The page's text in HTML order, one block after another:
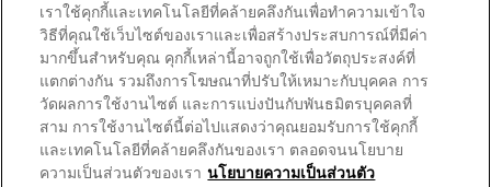
© 2026 บริษัท คอลเกต-ปาล์มโอลีฟ สงวนลิขสิทธิ์
เราใช้คุกกี้และเทคโนโลยีที่คล้ายคลึงกันเพื่อทำความเข้าใจ
วิธีที่คุณใช้เว็บไซต์ของเราและเพื่อสร้างประสบการณ์ที่มีค่า
มากขึ้นสำหรับคุณ คุกกี้เหล่านี้อาจถูกใช้เพื่อวัตถุประสงค์ที่
แตกต่างกัน รวมถึงการโฆษณาที่ปรับให้เหมาะกับบุคคล การ
วัดผลการใช้งานไซต์ และการแบ่งปันกับพันธมิตรบุคคลที่
สาม การใช้งานไซต์นี้ต่อไปแสดงว่าคุณยอมรับการใช้คุกกี้
และเทคโนโลยีที่คล้ายคลึงกันของเรา ตลอดจนนโยบาย
ความเป็นส่วนตัวของเรา นโยบายความเป็นส่วนตัว